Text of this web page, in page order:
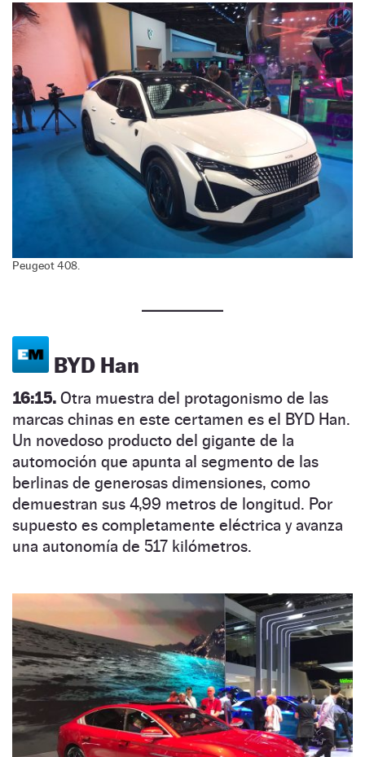
Peugeot 408.
BYD Han
16:15. Otra muestra del protagonismo de las
marcas chinas en este certamen es el BYD Han.
Un novedoso producto del gigante de la
automoción que apunta al segmento de las
berlinas de generosas dimensiones, como
demuestran sus 4,99 metros de longitud. Por
supuesto es completamente eléctrica y avanza
una autonomía de 517 kilómetros.